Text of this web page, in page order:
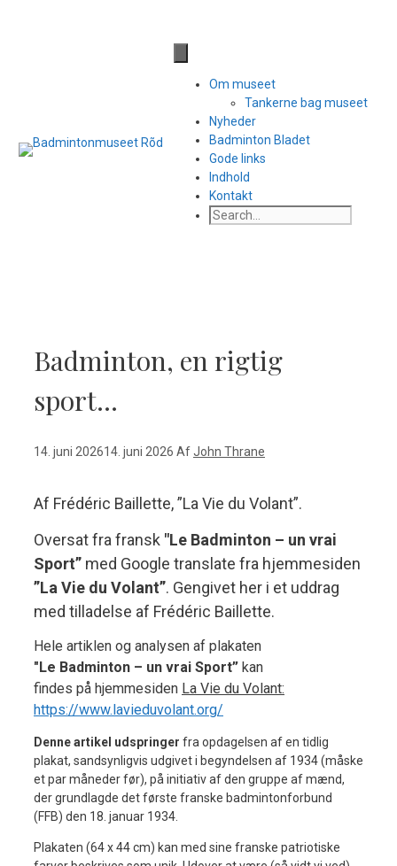
Til side med facebook links
Om museet
Tankerne bag museet
Nyheder
Badminton Bladet
Gode links
Indhold
Kontakt
Badminton, en rigtig
sport…
14. juni 202614. juni 2026 AfJohn Thrane
Af Frédéric Baillette, ”La Vie du Volant”.
Oversat fra fransk "Le Badminton – un vrai
Sport” med Google translate fra hjemmesiden
”La Vie du Volant”. Gengivet her i et uddrag
med tilladelse af Frédéric Baillette.
Hele artiklen og analysen af plakaten
"Le Badminton – un vrai Sport” kan
findes på hjemmesiden La Vie du Volant:
https://www.lavieduvolant.org/
Denne artikel udspringer fra opdagelsen af ​​en tidlig
plakat, sandsynligvis udgivet i begyndelsen af ​​1934 (måske
et par måneder før), på initiativ af den gruppe af mænd,
der grundlagde det første franske badmintonforbund
(FFB) den 18. januar 1934.
Plakaten (64 x 44 cm) kan med sine franske patriotiske